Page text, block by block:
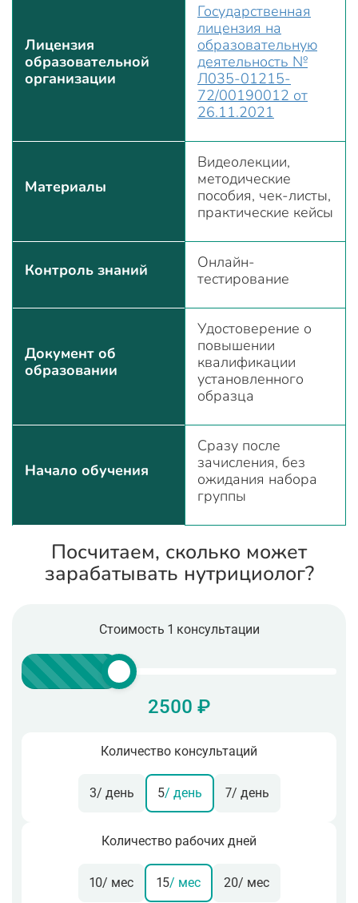
Лицензия
образовательной
организации
Государственная
лицензия на
образовательную
деятельность №
Л035-01215-
72/00190012 от
26.11.2021
Материалы
Видеолекции,
методические
пособия, чек-листы,
практические кейсы
Контроль знаний
Онлайн-
тестирование
Документ об
образовании
Удостоверение о
повышении
квалификации
установленного
образца
Начало обучения
Сразу после
зачисления, без
ожидания набора
группы
Посчитаем, сколько может
зарабатывать нутрициолог?
Стоимость 1 консультации
2500 ₽
Количество консультаций
3/ день 5/ день 7/ день
Количество рабочих дней
10/ мес 15/ мес 20/ мес